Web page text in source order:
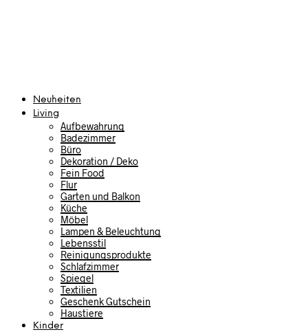
Neuheiten
Living
Aufbewahrung
Badezimmer
Büro
Dekoration / Deko
Fein Food
Flur
Garten und Balkon
Küche
Möbel
Lampen & Beleuchtung
Lebensstil
Reinigungsprodukte
Schlafzimmer
Spiegel
Textilien
Geschenk Gutschein
Haustiere
Kinder